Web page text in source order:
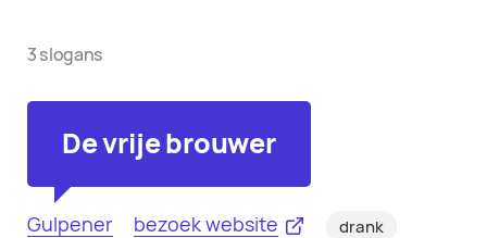
3 slogans
De vrije brouwer
Gulpener bezoek website drank